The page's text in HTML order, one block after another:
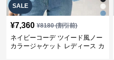
SALE
¥7,360 ¥8180(割引前)
ネイビーコーデ ツイード風ノー
カラージャケット レディース カ